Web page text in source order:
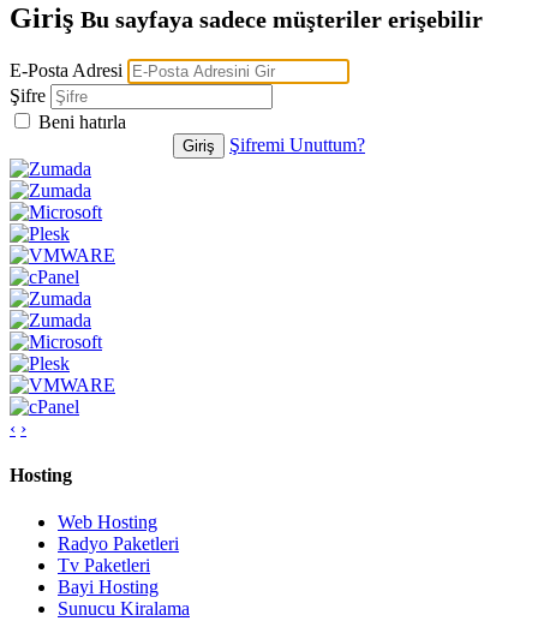
Giriş Bu sayfaya sadece müşteriler erişebilir
E-Posta Adresi
Şifre
Beni hatırla
Şifremi Unuttum?
‹ ›
Hosting
Web Hosting
Radyo Paketleri
Tv Paketleri
Bayi Hosting
Sunucu Kiralama